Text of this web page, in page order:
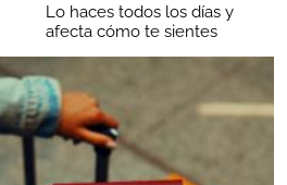
Lo haces todos los días y
afecta cómo te sientes